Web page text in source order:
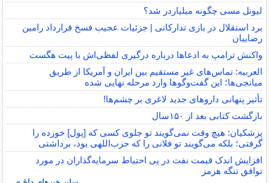
لیونل مسی چگونه میلیاردر شد؟
برد استقلال در بازی تدارکاتی | جزئیات عجیب فسخ قرارداد رامین
رضاییان
واکنش ترامپ به ادعاها درباره درگیری لفظی‌اش با پیت هگست
العربیه: تماس‌های غیر مستقیم بین ایران و آمریکا از طریق
میانجی‌ها؛ این گفت‌و‌گو‌ها وارد مرحله نهایی شده
تأثیر پنهانی داروهای جدید لاغری بر چشم‌ها!
بازگشت کتابی بعد از ۱۵۰سال
پزشکیان: هیچ وقت نمی‌گویند تو جلوی کسی که [پول] خورده را
گرفتی؛ بلکه می‌گویند تو فلانی را که حزب‌اللهی بود، برداشتی
افزایش اندک قیمت نفت در پی احتیاط سرمایه‌گذاران در مورد
توافق تنگه هرمز